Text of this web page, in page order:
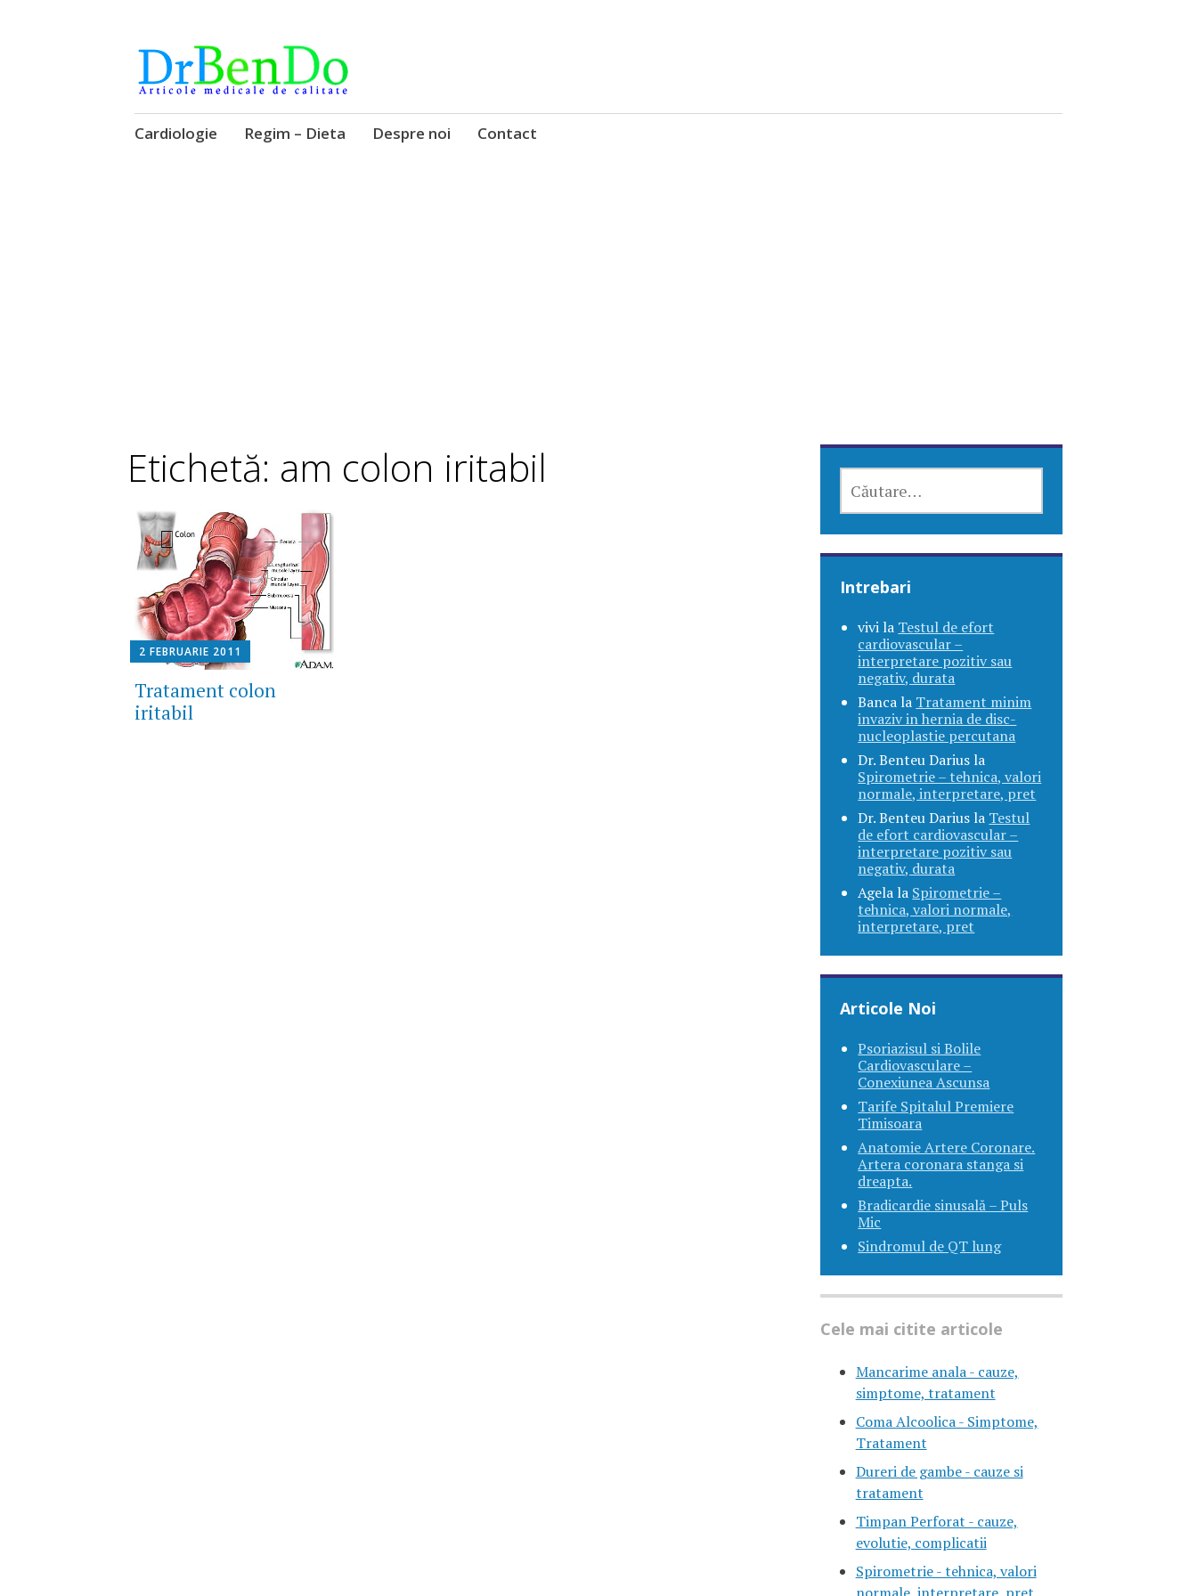
DrBendo.ro
Alimentatia sa iti fie medicatia
Sari
Cardiologie Regim – Dieta Despre noi Contact
Etichetă: am colon iritabil
2 FEBRUARIE 2011
Tratament colon
iritabil
DUPĂ:
Intrebari
vivi la Testul de efort
cardiovascular –
interpretare pozitiv sau
negativ, durata
Banca la Tratament minim
invaziv in hernia de disc-
nucleoplastie percutana
Dr. Benteu Darius la
Spirometrie – tehnica, valori
normale, interpretare, pret
Dr. Benteu Darius la Testul
de efort cardiovascular –
interpretare pozitiv sau
negativ, durata
Agela la Spirometrie –
tehnica, valori normale,
interpretare, pret
Articole Noi
Psoriazisul si Bolile
Cardiovasculare –
Conexiunea Ascunsa
Tarife Spitalul Premiere
Timisoara
Anatomie Artere Coronare.
Artera coronara stanga si
dreapta.
Bradicardie sinusală – Puls
Mic
Sindromul de QT lung
Cele mai citite articole
Mancarime anala - cauze,
simptome, tratament
Coma Alcoolica - Simptome,
Tratament
Dureri de gambe - cauze si
tratament
Timpan Perforat - cauze,
evolutie, complicatii
Spirometrie - tehnica, valori
normale, interpretare, pret